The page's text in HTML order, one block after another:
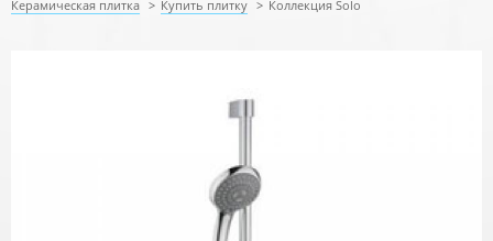
Керамическая плитка > Купить плитку > Коллекция Solo